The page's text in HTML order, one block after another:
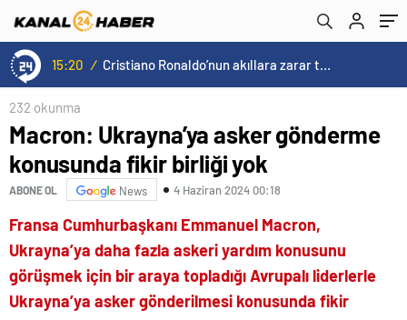
15:20 / Cristiano Ronaldo’nun akıllara zarar tüm kariyerinin istatistiğini çıkardık !
232 okunma
Macron: Ukrayna’ya asker gönderme
konusunda fikir birliği yok
ABONE OL News 4 Haziran 2024 00:18
Fransa Cumhurbaşkanı Emmanuel Macron,
Ukrayna’ya daha fazla askeri yardım konusunu
görüşmek için bir araya topladığı Avrupalı liderlerle
Ukrayna’ya asker gönderilmesi konusunda fikir